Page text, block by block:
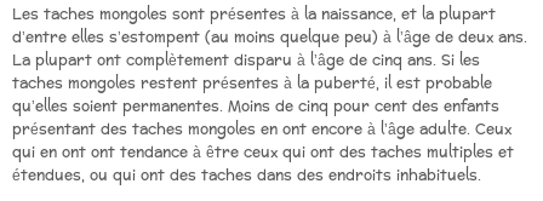
Les taches mongoles sont présentes à la naissance, et la plupart
d’entre elles s’estompent (au moins quelque peu) à l’âge de deux ans.
La plupart ont complètement disparu à l’âge de cinq ans. Si les
taches mongoles restent présentes à la puberté, il est probable
qu’elles soient permanentes. Moins de cinq pour cent des enfants
présentant des taches mongoles en ont encore à l’âge adulte. Ceux
qui en ont ont tendance à être ceux qui ont des taches multiples et
étendues, ou qui ont des taches dans des endroits inhabituels.